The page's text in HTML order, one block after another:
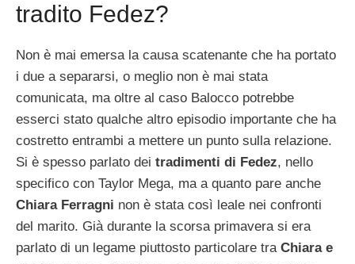
tradito Fedez?
Non è mai emersa la causa scatenante che ha portato
i due a separarsi, o meglio non è mai stata
comunicata, ma oltre al caso Balocco potrebbe
esserci stato qualche altro episodio importante che ha
costretto entrambi a mettere un punto sulla relazione.
Si è spesso parlato dei tradimenti di Fedez, nello
specifico con Taylor Mega, ma a quanto pare anche
Chiara Ferragni non è stata così leale nei confronti
del marito. Già durante la scorsa primavera si era
parlato di un legame piuttosto particolare tra Chiara e